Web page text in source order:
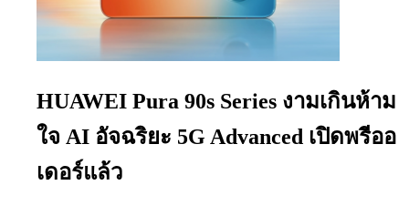
HUAWEI Pura 90s Series งามเกินห้าม
ใจ AI อัจฉริยะ 5G Advanced เปิดพรีออ
เดอร์แล้ว